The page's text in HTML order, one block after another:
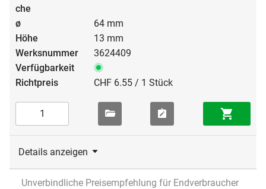
64 mm
13 mm
3624409
CHF 6.55 / 1 Stück
Details anzeigen
Unverbindliche Preisempfehlung für Endverbraucher